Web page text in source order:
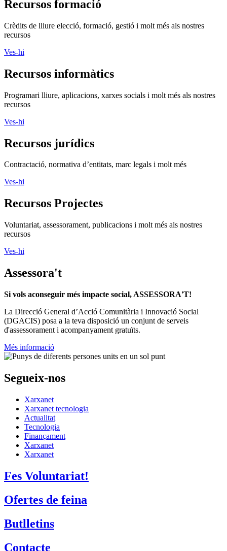
Programari lliure, aplicacions, xarxes socials i molt més als nostres
recursos
Ves-hi
Recursos jurídics
Contractació, normativa d’entitats, marc legals i molt més
recursos
Ves-hi
Assessora't
Si vols aconseguir més impacte social, ASSESSORA'T!
(DGACIS)
Més informació
Segueix-nos
Xarxanet
Actualitat
Tecnologia
Xarxanet
Xarxanet
Fes Voluntariat!
Ofertes de feina
Butlletins
Contacte
Assessorament gratuït
voluntariat.gencat.cat
Entitats col·laboradores